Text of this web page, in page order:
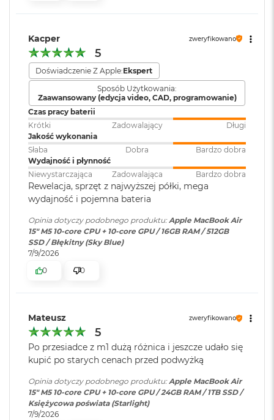
A
r
2
G
B
A
M
W
e
d
ł
u
g
p
j
e
m
n
o
c
d
y
s
k
u
M
a
c
B
zdziałać cuda. Możesz skopiować coś na iPhonie i wkleić to
na Macu. Albo odebrać na Macu połączenie FaceTime i
wysłać z niego tekst przez apkę Wiadomości
Wyświetlacz
Wyświetlacz Liquid Retina
technologii IPS1
Rozdzielczość natywna 2880 na 1864 piksele przy 224 pikselach na
Jasność 500 nitów
Kolory
Możliwość wyświetlania miliarda kolorów
Szeroka gama kolorów (P3)
Technologia True Tone
mikrofonów
Moduł Bluetooth :
Czytnik kart
pamięci:
NIE
Karta sieciowa
bezprzewodowa
WLAN:
Wi-Fi 7 (802.11be)
internetowa:
obsługą funkcji Widok blatu
Bateria
Szybkie ładowanie:
Możliwość szybkiego ładowania
zasilaczem USB-C o mocy 70W
Ładowanie i
rozbudowa:
Dwa porty Thunderbolt 4
(USB‑C) obsługujące:
Kacper zweryfikowano
5
Doświadczenie Z Apple:Ekspert
Sposób Użytkowania:
Zaawansowany (edycja video, CAD, programowanie)
Czas pracy baterii
Krótki
Zadowalający
Długi
Jakość wykonania
Słaba
Dobra
Bardzo dobra
Wydajność i płynność
Niewystarczająca
Zadowalająca Bardzo dobra
Rewelacja, sprzęt z najwyższej półki, mega
wydajność i pojemna bateria
Opinia dotyczy podobnego produktu: Apple MacBook Air
15" M5 10‑core CPU + 10‑core GPU / 16GB RAM / 512GB
SSD / Błękitny (Sky Blue)
7/9/2026
0
0
Mateusz zweryfikowano
5
Po przesiadce z m1 dużą różnica i jeszcze udało się
kupić po starych cenach przed podwyżką
Opinia dotyczy podobnego produktu:Apple MacBook Air
15" M5 10‑core CPU + 10‑core GPU / 24GB RAM / 1TB SSD /
Księżycowa poświata (Starlight)
7/9/2026